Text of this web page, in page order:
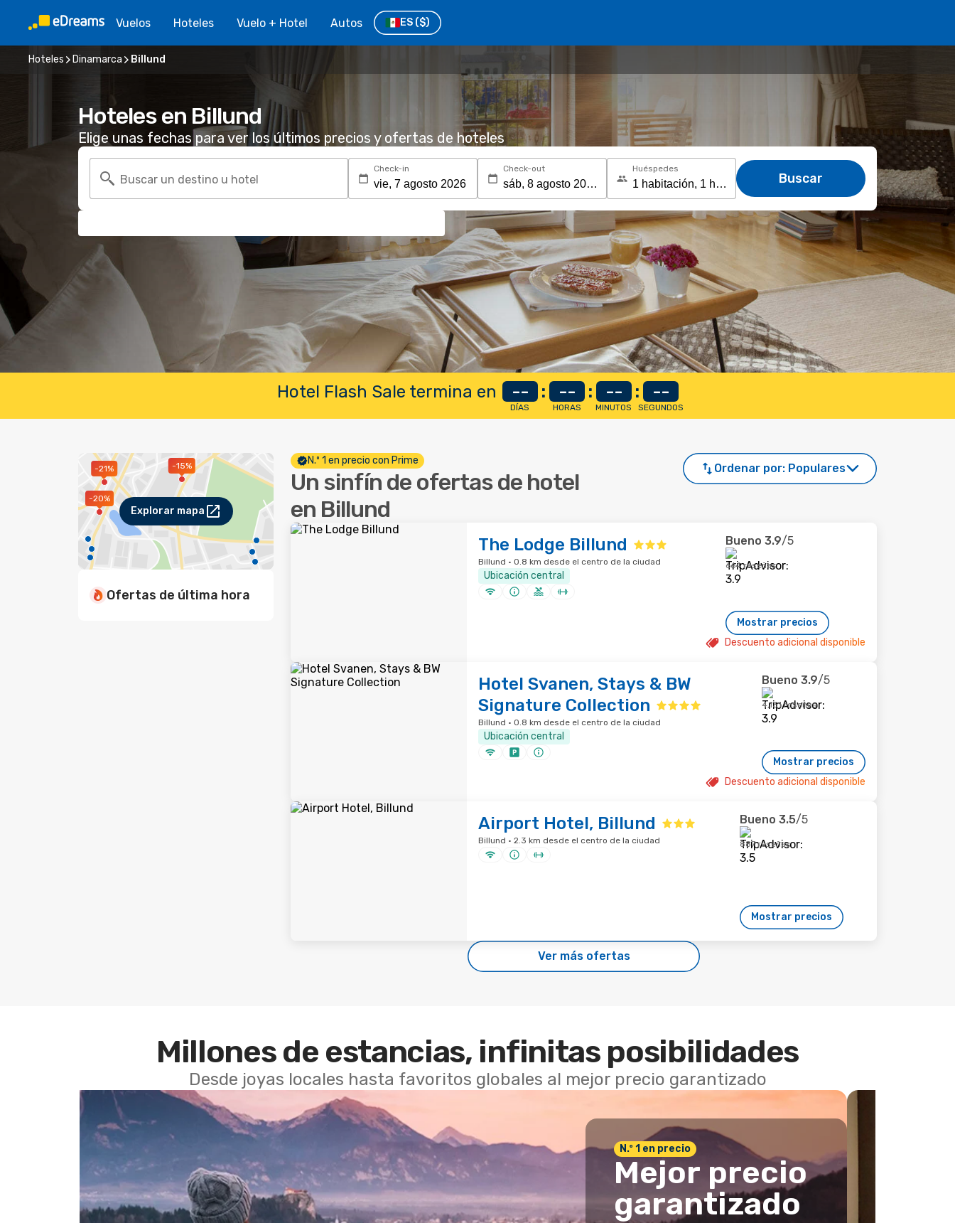
Vuelos Hoteles Vuelo + Hotel Autos ES ($)
Hoteles Dinamarca Billund
Hoteles en Billund
Elige unas fechas para ver los últimos precios y ofertas de hoteles
Buscar un destino u hotel
Check-in Check-out Huéspedes
Buscar
Hotel Flash Sale termina en --
DÍAS
: --
HORAS
: --
MINUTOS
: --
SEGUNDOS
-20%
-21% -15%
Explorar mapa
Ofertas de última hora
N.º 1 en precio con Prime
Un sinfín de ofertas de hotel
en Billund
Ordenar por: Populares
The Lodge Billund
Billund · 0.8 km desde el centro de la ciudad
Ubicación central
Bueno 3.9/5
664 reseñas
Mostrar precios
Descuento adicional disponible
Hotel Svanen, Stays & BW
Signature Collection
Billund · 0.8 km desde el centro de la ciudad
Ubicación central
Bueno 3.9/5
4,131 reseñas
Mostrar precios
Descuento adicional disponible
Airport Hotel, Billund
Billund · 2.3 km desde el centro de la ciudad
Bueno 3.5/5
887 reseñas
Mostrar precios
Ver más ofertas
Millones de estancias, infinitas posibilidades
Desde joyas locales hasta favoritos globales al mejor precio garantizado
N.º 1 en precio
Mejor precio
garantizado